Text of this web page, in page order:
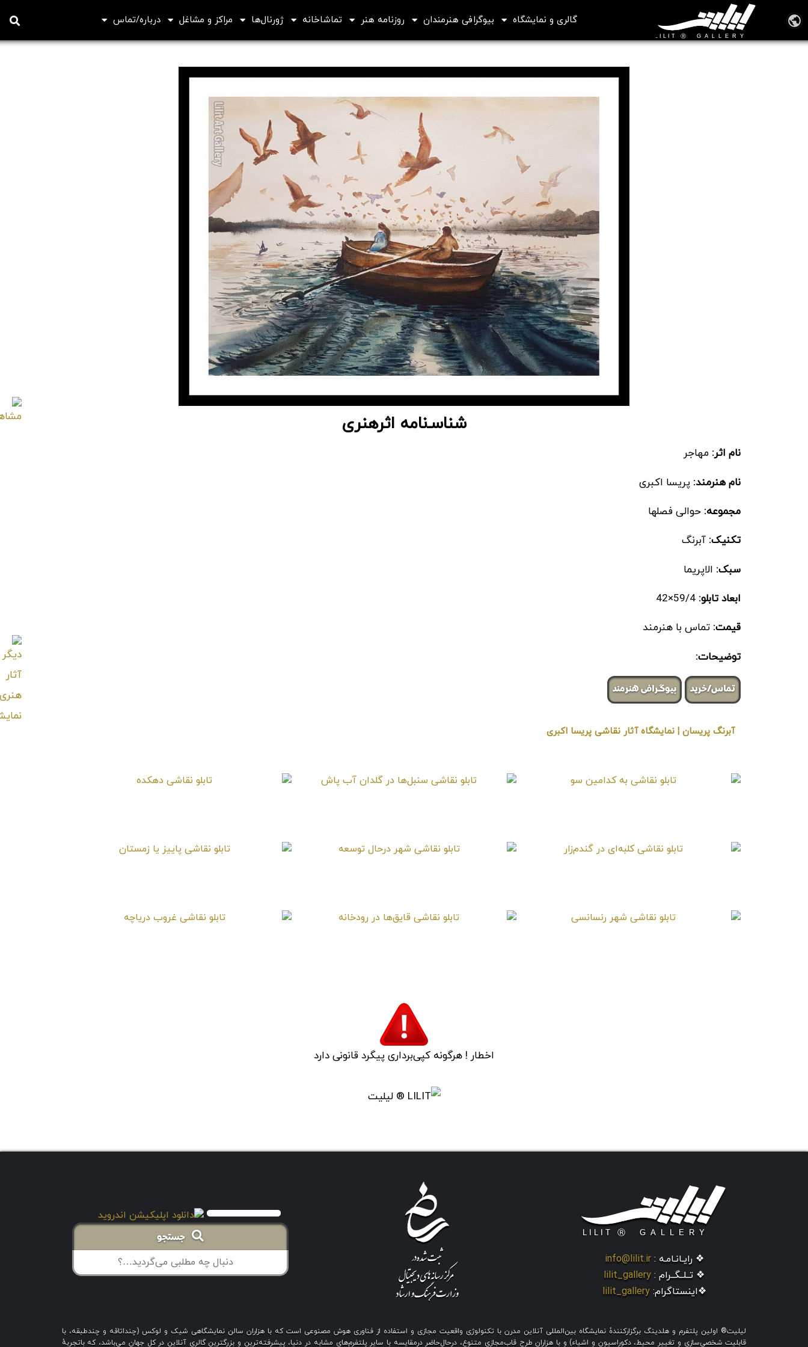
گالری و نمایشگاه بیوگرافی هنرمندان روزنامه هنر تماشاخانه ژورنال‌ها مراکز و مشاغل درباره/تماس
شناسـ‌نامه اثرهنری
نام اثر: مهاجر
نام هنرمند: پریسا اکبری
مجموعه: حوالی فصلها
تکنیک: آبرنگ
سبک: الاپریما
ابعاد تابلو:
قیمت: تماس با هنرمند
توضیحات:
تماس/خرید بیوگرافی هنرمند
آبرنگ پریسان ¦ نمایشگاه آثار نقاشی پریسا اکبری
اخطار ! هرگونه کپی‌برداری پیگرد قانونی دارد
❖ رایـانـامـه : info@lilit.ir
❖ تــلــگــرام : lilit_gallery
❖اینستاگرام: lilit_gallery
جستجو
لیلیت® اولین پلتفرم و هلدینگ برگزارکنندهٔ نمایشگاه بین‌المللی آنلاین مدرن با تکنولوژی واقعیت مجازی و استفاده از فناوری هوش مصنوعی است که با هزاران سالن نمایشگاهی شیک و لوکس (چنداتاقه و چندطبقه، با
قابلیت شخصی‌سازی و تغییر محیط، دکوراسیون و اشیاء) و با هزاران طرح قاب‌مجازی متنوع، درحال‌حاضر درمقایسه با سایر پلتفرم‌های مشابه در دنیا، پیشرفته‌ترین و بزرگترین گالری آنلاین در کل جهان می‌باشد، که باتجربهٔ